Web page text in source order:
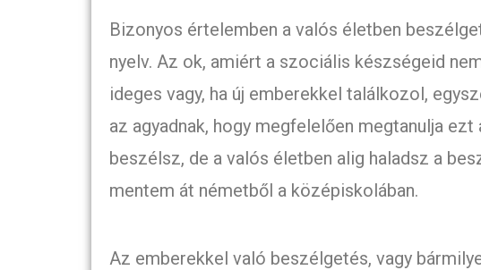
Bizonyos értelemben a valós életben
nyelv. Az ok, amiért a szociális készségeid
ideges vagy, ha új emberekkel találkozol,
az agyadnak, hogy megfelelően megtanulja
beszélsz, de a valós életben alig haladsz a
mentem át németből a középiskolában.
Az emberekkel való beszélgetés, vagy